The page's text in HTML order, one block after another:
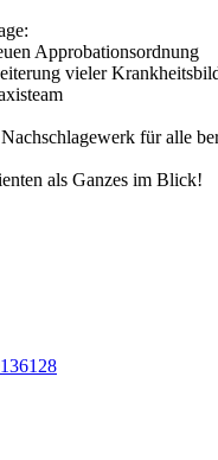
Approbationsordnung
vieler
für alle
als Ganzes im Blick!